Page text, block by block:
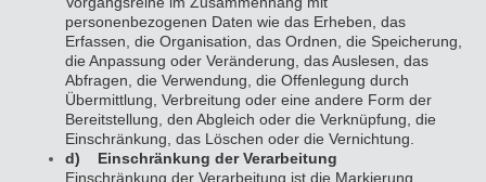
personenbezogenen Daten wie das Erheben, das
Erfassen, die Organisation, das Ordnen, die Speicherung,
die Anpassung oder Veränderung, das Auslesen, das
Abfragen, die Verwendung, die Offenlegung durch
Übermittlung, Verbreitung oder eine andere Form der
Bereitstellung, den Abgleich oder die Verknüpfung, die
Einschränkung, das Löschen oder die Vernichtung.
d) Einschränkung der Verarbeitung
Einschränkung der Verarbeitung ist die Markierung